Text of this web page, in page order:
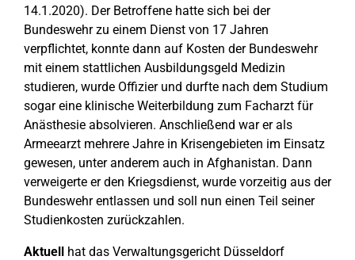
14.1.2020). Der Betroffene hatte sich bei der
Bundeswehr zu einem Dienst von 17 Jahren
verpflichtet, konnte dann auf Kosten der Bundeswehr
mit einem stattlichen Ausbildungsgeld Medizin
studieren, wurde Offizier und durfte nach dem Studium
sogar eine klinische Weiterbildung zum Facharzt für
Anästhesie absolvieren. Anschließend war er als
Armeearzt mehrere Jahre in Krisengebieten im Einsatz
gewesen, unter anderem auch in Afghanistan. Dann
verweigerte er den Kriegsdienst, wurde vorzeitig aus der
Bundeswehr entlassen und soll nun einen Teil seiner
Studienkosten zurückzahlen.
Aktuell hat das Verwaltungsgericht Düsseldorf